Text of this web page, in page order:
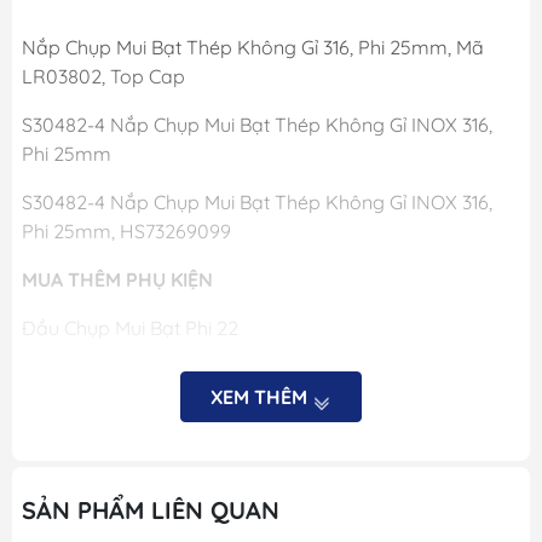
Nắp Chụp Mui Bạt Thép Không Gỉ 316, Phi 25mm, Mã
LR03802, Top Cap
S30482-4 Nắp Chụp Mui Bạt Thép Không Gỉ INOX 316,
Phi 25mm
S30482-4 Nắp Chụp Mui Bạt Thép Không Gỉ INOX 316,
Phi 25mm, HS73269099
MUA THÊM PHỤ KIỆN
Đầu Chụp Mui Bạt Phi 22
Đầu Chụp Mui Bạt Phi 25mm
Kẹp Mui Bạt Phi 22mm
Phụ Kiện Mui Bạt - Nắp Chụp Mui Bạt Thép Không Gỉ
XEM THÊM
SẢN PHẨM LIÊN QUAN